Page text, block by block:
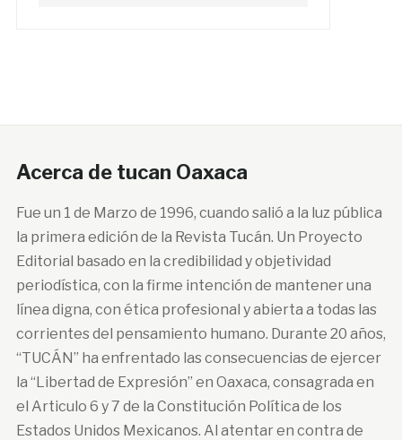
Acerca de tucan Oaxaca
Fue un 1 de Marzo de 1996, cuando salió a la luz pública
la primera edición de la Revista Tucán. Un Proyecto
Editorial basado en la credibilidad y objetividad
periodística, con la firme intención de mantener una
línea digna, con ética profesional y abierta a todas las
corrientes del pensamiento humano. Durante 20 años,
“TUCÁN” ha enfrentado las consecuencias de ejercer
la “Libertad de Expresión” en Oaxaca, consagrada en
el Articulo 6 y 7 de la Constitución Política de los
Estados Unidos Mexicanos. Al atentar en contra de